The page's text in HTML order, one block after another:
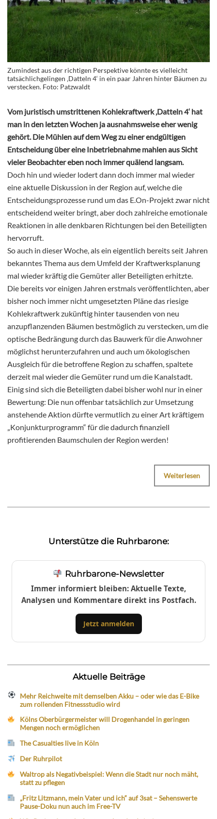
Zumindest aus der richtigen Perspektive könnte es vielleicht
tatsächlichgelingen ‚Datteln 4‘ in ein paar Jahren hinter Bäumen zu
verstecken. Foto: Patzwaldt
Vom juristisch umstrittenen Kohlekraftwerk ‚Datteln 4‘ hat
man in den letzten Wochen ja ausnahmsweise eher wenig
gehört. Die Mühlen auf dem Weg zu einer endgültigen
Entscheidung über eine Inbetriebnahme mahlen aus Sicht
vieler Beobachter eben noch immer quälend langsam.
Doch hin und wieder lodert dann doch immer mal wieder
eine aktuelle Diskussion in der Region auf, welche die
Entscheidungsprozesse rund um das E.On-Projekt zwar nicht
entscheidend weiter bringt, aber doch zahlreiche emotionale
Reaktionen in alle denkbaren Richtungen bei den Beteiligten
hervorruft.
So auch in dieser Woche, als ein eigentlich bereits seit Jahren
bekanntes Thema aus dem Umfeld der Kraftwerksplanung
mal wieder kräftig die Gemüter aller Beteiligten erhitzte.
Die bereits vor einigen Jahren erstmals veröffentlichten, aber
bisher noch immer nicht umgesetzten Pläne das riesige
Kohlekraftwerk zukünftig hinter tausenden von neu
anzupflanzenden Bäumen bestmöglich zu verstecken, um die
optische Bedrängung durch das Bauwerk für die Anwohner
möglichst herunterzufahren und auch um ökologischen
Ausgleich für die betroffene Region zu schaffen, spaltete
derzeit mal wieder die Gemüter rund um die Kanalstadt.
Einig sind sich die Beteiligten dabei bisher wohl nur in einer
Bewertung: Die nun offenbar tatsächlich zur Umsetzung
anstehende Aktion dürfte vermutlich zu einer Art kräftigem
„Konjunkturprogramm“ für die dadurch finanziell
profitierenden Baumschulen der Region werden!
Weiterlesen
Unterstütze die Ruhrbarone:
Ruhrbarone-Newsletter
Immer informiert bleiben: Aktuelle Texte,
Analysen und Kommentare direkt ins Postfach.
Jetzt anmelden
Aktuelle Beiträge
Mehr Reichweite mit demselben Akku – oder wie das E-Bike
zum rollenden Fitnessstudio wird
Kölns Oberbürgermeister will Drogenhandel in geringen
Mengen noch ermöglichen
The Casualties live in Köln
Der Ruhrpilot
Waltrop als Negativbeispiel: Wenn die Stadt nur noch mäht,
statt zu pflegen
„Fritz Litzmann, mein Vater und ich“ auf 3sat – Sehenswerte
Pause-Doku nun auch im Free-TV